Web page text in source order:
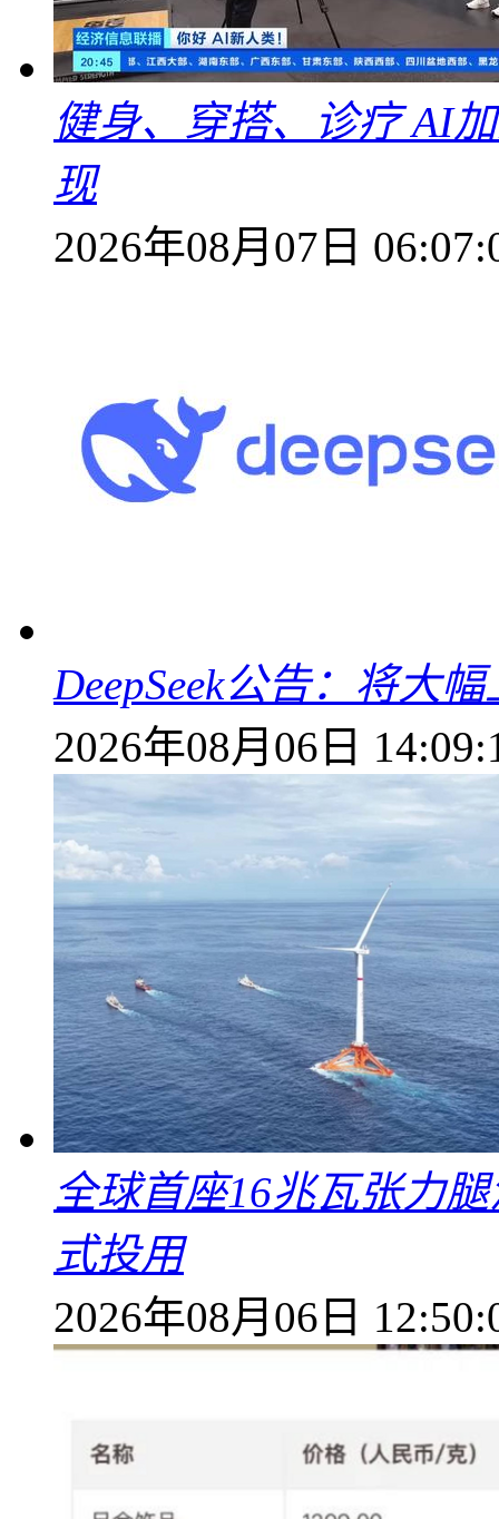
健身、穿搭、诊疗 AI
现
2026年08月07日
DeepSeek公告：将大
2026年08月06日
全球首座16兆瓦张力
式投用
2026年08月06日